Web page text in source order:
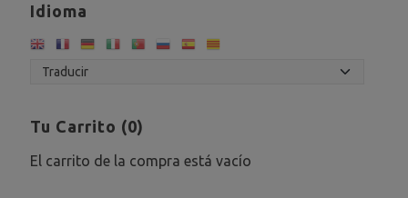
Idioma
Tu Carrito (0)
El carrito de la compra está vacío